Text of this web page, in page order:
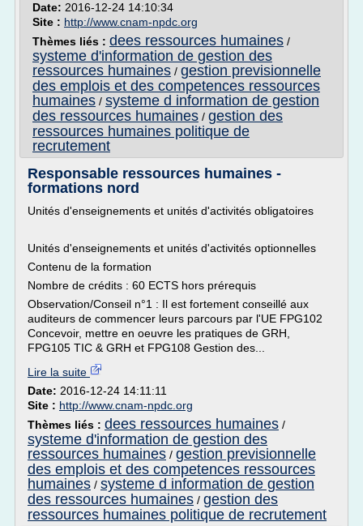
Date: 2016-12-24 14:10:34
Site : http://www.cnam-npdc.org
Thèmes liés : dees ressources humaines /
systeme d'information de gestion des
ressources humaines / gestion previsionnelle
des emplois et des competences ressources
humaines / systeme d information de gestion
des ressources humaines / gestion des
ressources humaines politique de
recrutement
Responsable ressources humaines -
formations nord
Unités d'enseignements et unités d'activités obligatoires
Unités d'enseignements et unités d'activités optionnelles
Contenu de la formation
Nombre de crédits : 60 ECTS hors prérequis
Observation/Conseil n°1 : Il est fortement conseillé aux
auditeurs de commencer leurs parcours par l'UE FPG102
Concevoir, mettre en oeuvre les pratiques de GRH,
FPG105 TIC & GRH et FPG108 Gestion des...
Lire la suite
Date: 2016-12-24 14:11:11
Site : http://www.cnam-npdc.org
Thèmes liés : dees ressources humaines /
systeme d'information de gestion des
ressources humaines / gestion previsionnelle
des emplois et des competences ressources
humaines / systeme d information de gestion
des ressources humaines / gestion des
ressources humaines politique de recrutement